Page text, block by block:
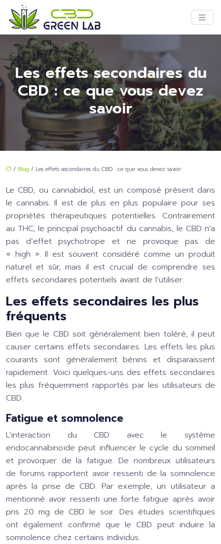
Les effets secondaires du
CBD : ce que vous devez
savoir
/ Blog / Les effets secondaires du CBD : ce que vous devez savoir
Le CBD, ou cannabidiol, est un composé présent dans
le cannabis. Il est de plus en plus populaire pour ses
propriétés thérapeutiques potentielles. Contrairement
au THC, le principal psychoactif du cannabis, le CBD n’a
pas d’effet psychotrope et ne provoque pas de
« high ». Il est souvent considéré comme un produit
naturel et sûr, mais il est crucial de comprendre ses
effets secondaires potentiels avant de l’utiliser.
Les effets secondaires les plus
fréquents
Bien que le CBD soit généralement bien toléré, il peut
causer certains effets secondaires. Les effets les plus
courants sont généralement bénins et disparaissent
rapidement. Voici quelques-uns des effets secondaires
les plus fréquemment rapportés par les utilisateurs de
CBD.
Fatigue et somnolence
L’interaction du CBD avec le système
endocannabinoïde peut influencer le cycle du sommeil
et provoquer de la fatigue. De nombreux utilisateurs
de forums rapportent avoir ressenti de la somnolence
après la prise de CBD. Par exemple, un utilisateur a
mentionné avoir ressenti une forte fatigue après avoir
pris 20 mg de CBD le soir. Des études scientifiques
ont également confirmé que le CBD peut induire la
somnolence chez certains individus.